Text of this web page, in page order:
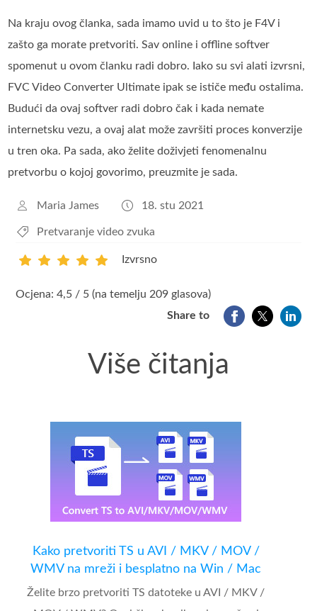
Na kraju ovog članka, sada imamo uvid u to što je F4V i
zašto ga morate pretvoriti. Sav online i offline softver
spomenut u ovom članku radi dobro. Iako su svi alati izvrsni,
FVC Video Converter Ultimate ipak se ističe među ostalima.
Budući da ovaj softver radi dobro čak i kada nemate
internetsku vezu, a ovaj alat može završiti proces konverzije
u tren oka. Pa sada, ako želite doživjeti fenomenalnu
pretvorbu o kojoj govorimo, preuzmite je sada.
Maria James 18. stu 2021
Pretvaranje video zvuka
Izvrsno
Ocjena: 4,5 / 5 (na temelju 209 glasova)
Share to
Više čitanja
Kako pretvoriti TS u AVI / MKV / MOV /
WMV na mreži i besplatno na Win / Mac
Želite brzo pretvoriti TS datoteke u AVI / MKV /